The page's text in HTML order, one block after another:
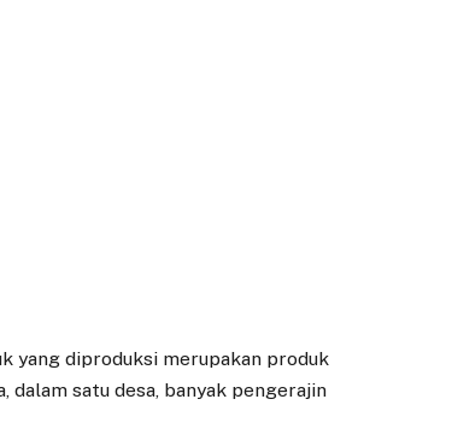
yang diproduksi merupakan produk
dalam satu desa, banyak pengerajin